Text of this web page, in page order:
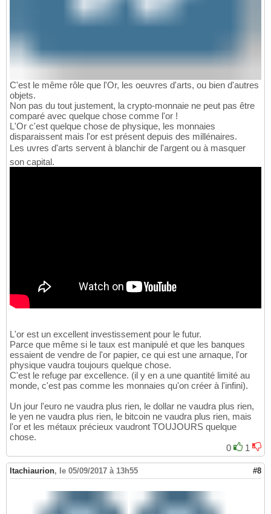
C'est le même rôle que l'Or, les oeuvres d'arts, ou bien d'autres
objets.
Non pas du tout justement, la crypto-monnaie ne peut pas être
comparé avec quelque chose comme l'or !
L'Or c'est quelque chose de physique, les monnaies
disparaissent mais l'or est présent depuis des millénaires.
Les uvres d'arts servent à blanchir de l'argent ou à masquer
son capital.
L'or est un excellent investissement pour le futur.
Parce que même si le taux est manipulé et que les banques
essaient de vendre de l'or papier, ce qui est une arnaque, l'or
physique vaudra toujours quelque chose.
C'est le refuge par excellence. (il y en a une quantité limité au
monde, c'est pas comme les monnaies qu'on créer à l'infini).
Un jour l'euro ne vaudra plus rien, le dollar ne vaudra plus rien,
le yen ne vaudra plus rien, le bitcoin ne vaudra plus rien, mais
l'or et les métaux précieux vaudront TOUJOURS quelque
chose.
0
1
Itachiaurion, le 05/09/2017 à 13h55 #8